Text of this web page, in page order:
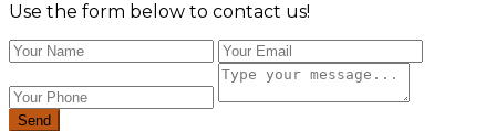
Use the form below to contact us!
Send